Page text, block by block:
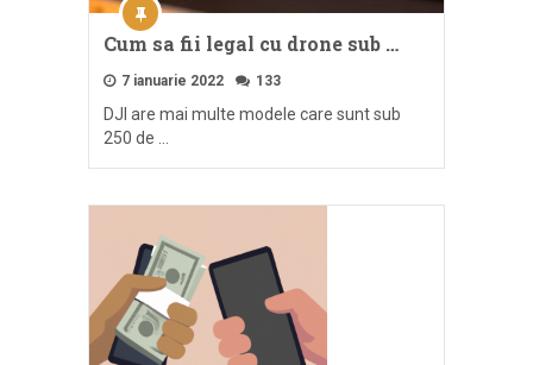
Cum sa fii legal cu drone sub …
7 ianuarie 2022 133
DJI are mai multe modele care sunt sub
250 de …